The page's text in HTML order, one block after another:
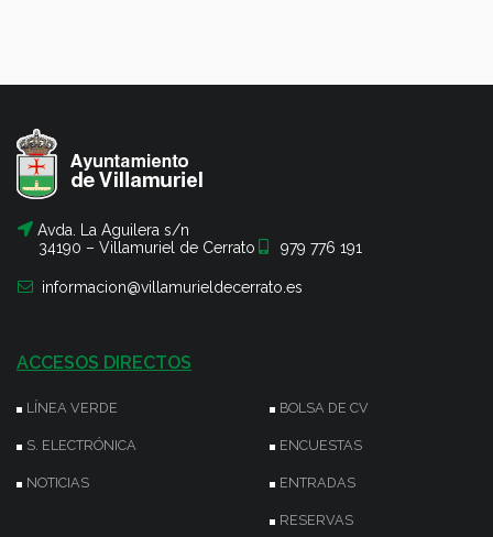
Avda. La Aguilera s/n
34190 – Villamuriel de Cerrato
979 776 191
informacion@villamurieldecerrato.es
ACCESOS DIRECTOS
LÍNEA VERDE
S. ELECTRÓNICA
NOTICIAS
BOLSA DE CV
ENCUESTAS
ENTRADAS
RESERVAS